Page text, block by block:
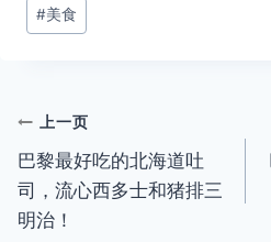
标
#美食
文
章
导
上一页
巴黎最好吃的北海道吐
司，流心西多士和猪排三
明治！